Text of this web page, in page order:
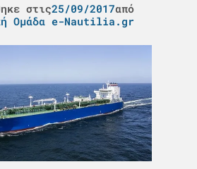
στις25/09/2017από
Ομάδα e-Nautilia.gr